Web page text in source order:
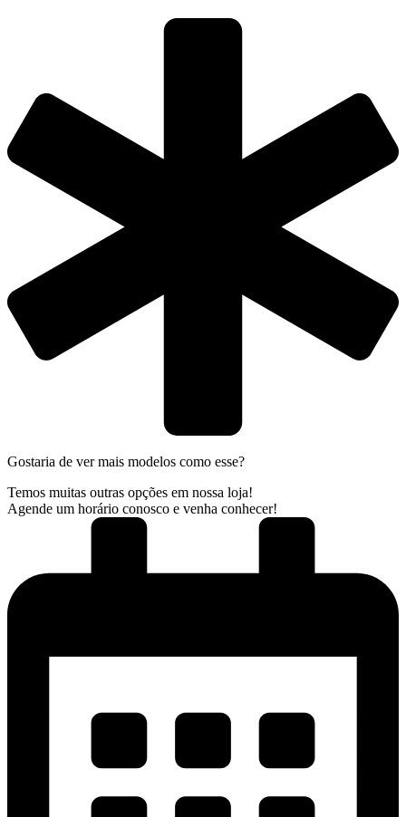
Gostaria de ver mais modelos como esse?
Temos muitas outras opções em nossa loja!
Agende um horário conosco e venha conhecer!